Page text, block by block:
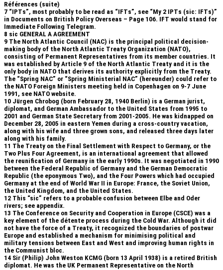
Références (suite)
7 “IPTs”, most probably to be read as “IFTs”, see “My 2 IPTs (sic: IFTs)”
in Documents on British Policy Overseas – Page 106. IFT would stand for
Immediate Following Telegram.
8 sic GENERAL A AGREEMENT
9 The North Atlantic Council (NAC) is the principal political decision-
making body of the North Atlantic Treaty Organization (NATO),
consisting of Permanent Representatives from its member countries. It
was established by Article 9 of the North Atlantic Treaty and it is the
only body in NATO that derives its authority explicitly from the Treaty.
The “Spring NAC” or “Spring Ministerial NAC” (hereunder) could refer to
the NATO Foreign Ministers meeting held in Copenhagen on 9-7 June
1991, see NATO website.
10 Jürgen Chrobog (born February 28, 1940 Berlin) is a German jurist,
diplomat, and German Ambassador to the United States from 1995 to
2001 and German State Secretary from 2001-2005. He was kidnapped on
December 28, 2005 in eastern Yemen during a cross-country vacation,
along with his wife and three grown sons, and released three days later
along with his family.
11 The Treaty on the Final Settlement with Respect to Germany, or the
Two Plus Four Agreement, is an international agreement that allowed
the reunification of Germany in the early 1990s. It was negotiated in 1990
between the Federal Republic of Germany and the German Democratic
Republic (the eponymous Two), and the Four Powers which had occupied
Germany at the end of World War II in Europe: France, the Soviet Union,
the United Kingdom, and the United States.
12 This “sic” refers to a probable confusion between Elbe and Oder
rivers; see appendix.
13 The Conference on Security and Cooperation in Europe (CSCE) was a
key element of the détente process during the Cold War. Although it did
not have the force of a Treaty, it recognized the boundaries of postwar
Europe and established a mechanism for minimising political and
military tensions between East and West and improving human rights in
the Communist bloc.
14 Sir (Philip) John Weston KCMG (born 13 April 1938) is a retired British
diplomat. He was the UK Permanent Representative on the North